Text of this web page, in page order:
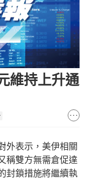
維持上升通
表示，美伊相關
稱雙方無需倉促達
封鎖措施將繼續執